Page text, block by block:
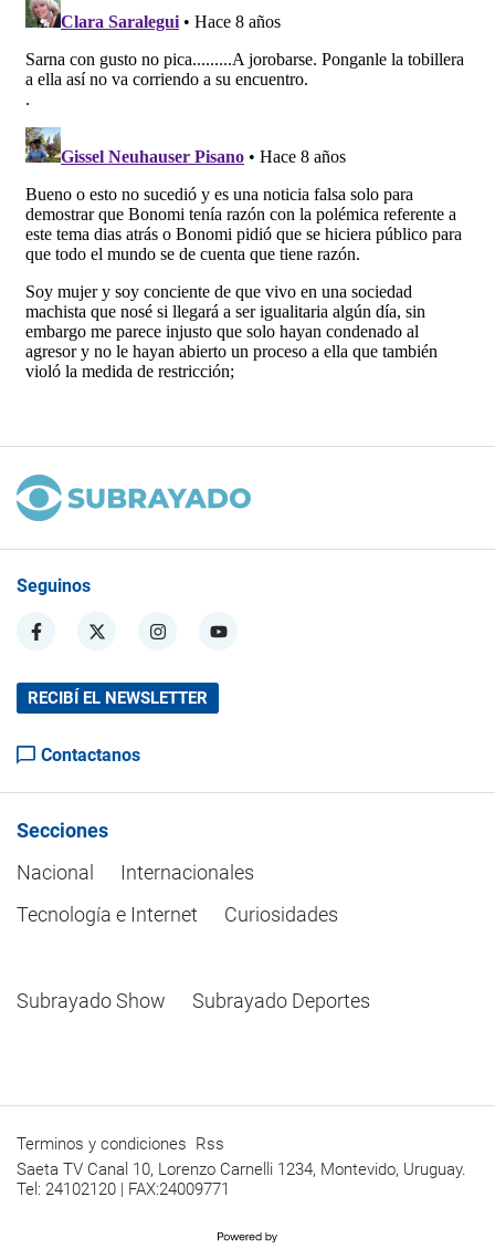
Seguinos
RECIBÍ EL NEWSLETTER
Contactanos
Secciones
Nacional
Internacionales
Tecnología e Internet
Curiosidades
Subrayado Show Subrayado Deportes
Terminos y condiciones Rss
Saeta TV Canal 10, Lorenzo Carnelli 1234, Montevido, Uruguay.
Tel: 24102120 | FAX:24009771